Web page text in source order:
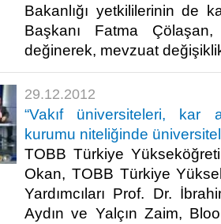
Bakanlığı yetkililerinin de
Başkanı Fatma
değinerek, mevzuat
29.12.2012
“Vakıf üniversiteleri, kar
kurumu niteliğinde
TOBB Türkiye
Okan, TOBB Türkiye
Yardımcıları Prof. Dr.
Aydın ve Yalçın Zaim,